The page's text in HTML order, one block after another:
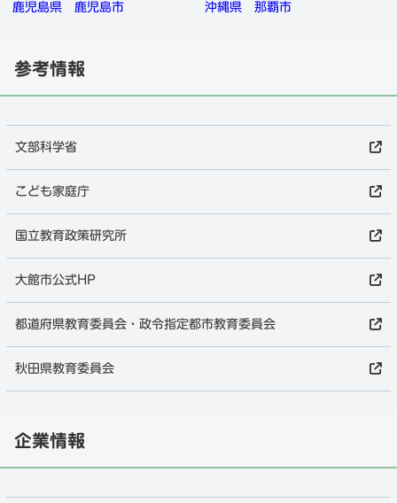
鹿児島県 鹿児島市 沖縄県 那覇市
参考情報
文部科学省
こども家庭庁
国立教育政策研究所
大館市公式HP
都道府県教育委員会・政令指定都市教育委員会
秋田県教育委員会
企業情報